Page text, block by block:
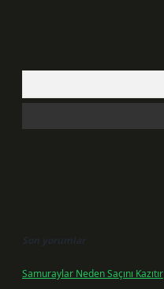
Son yorumlar
Samuraylar Neden Saçını Kazıtır